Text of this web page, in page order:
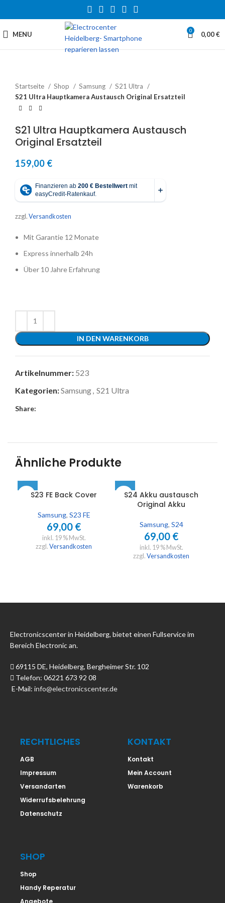
MENU 0 0,00€
Startseite Shop Samsung
S21 Ultra
S21 Ultra Hauptkamera Austausch Original Ersatzteil
S21 Ultra Hauptkamera Austausch
Original Ersatzteil
159,00 €
zzgl. Versandkosten
Mit Garantie 12 Monate
Express innerhalb 24h
Über 10 Jahre Erfahrung
IN DEN WARENKORB
Artikelnummer: 523
Kategorien:Samsung S21 Ultra
Share:
Ähnliche Produkte
S23 FE Back Cover
Samsung, S23 FE
69,00 €
inkl. 19 % MwSt.
zzgl. Versandkosten
S24 Akku austausch
Original Akku
Samsung, S24
69,00 €
inkl. 19 % MwSt.
zzgl. Versandkosten
Electronicscenter in Heidelberg, bietet einen Fullservice im
Bereich Electronic an.
69115 DE, Heidelberg, Bergheimer Str. 102
Telefon: 06221 673 92 08
E-Mail:info@electronicscenter.de
RECHTLICHES
AGB
Impressum
Versandarten
Widerrufsbelehrung
Datenschutz
KONTAKT
Kontakt
Mein Account
Warenkorb
SHOP
Shop
Handy Reperatur